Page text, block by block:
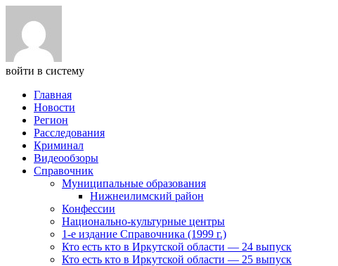
войти в систему
Главная
Новости
Регион
Расследования
Криминал
Видеообзоры
Справочник
Муниципальные образования
Нижнеилимский район
Конфессии
Национально-культурные центры
1-е издание Справочника (1999 г.)
Кто есть кто в Иркутской области — 24 выпуск
Кто есть кто в Иркутской области — 25 выпуск